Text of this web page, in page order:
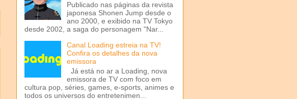
Publicado nas páginas da revista
japonesa Shonen Jump desde o
ano 2000, e exibido na TV Tokyo
desde 2002, a saga do personagem "Nar...
Canal Loading estreia na TV!
Confira os detalhes da nova
emissora
Já está no ar a Loading, nova
emissora de TV com foco em
cultura pop, séries, games, e-sports, animes e
todos os universos do entretenimen...